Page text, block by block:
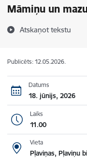
Māmiņu un
Atskaņot tekstu
Publicēts: 12.05.2026.
Datums
18. jūnijs, 2026
Laiks
11.00
Vieta
Pļaviņas, Pļaviņu